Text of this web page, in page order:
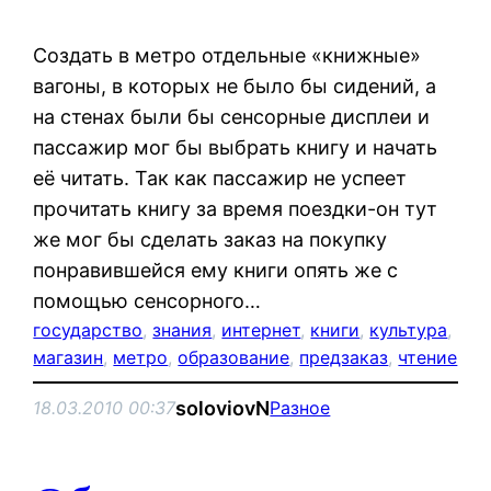
Создать в метро отдельные «книжные»
вагоны, в которых не было бы сидений, а
на стенах были бы сенсорные дисплеи и
пассажир мог бы выбрать книгу и начать
её читать. Так как пассажир не успеет
прочитать книгу за время поездки-он тут
же мог бы сделать заказ на покупку
понравившейся ему книги опять же с
помощью сенсорного…
государство, знания, интернет, книги, культура
магазин, метро, образование, предзаказ, чтение
18.03.2010 00:37soloviovNРазное